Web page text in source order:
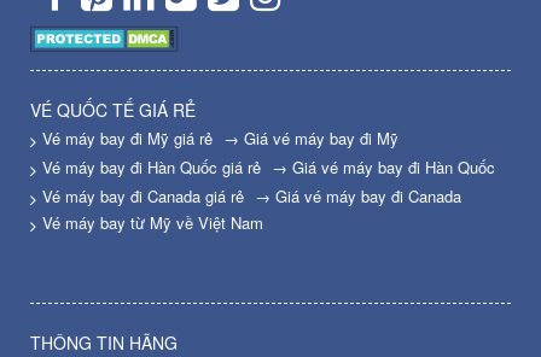
VÉ QUỐC TẾ GIÁ RẺ
Vé máy bay đi Mỹ giá rẻ → Giá vé máy bay đi Mỹ
Vé máy bay đi Hàn Quốc giá rẻ → Giá vé máy bay đi Hàn Quốc
Vé máy bay đi Canada giá rẻ → Giá vé máy bay đi Canada
Vé máy bay từ Mỹ về Việt Nam
THÔNG TIN HÃNG